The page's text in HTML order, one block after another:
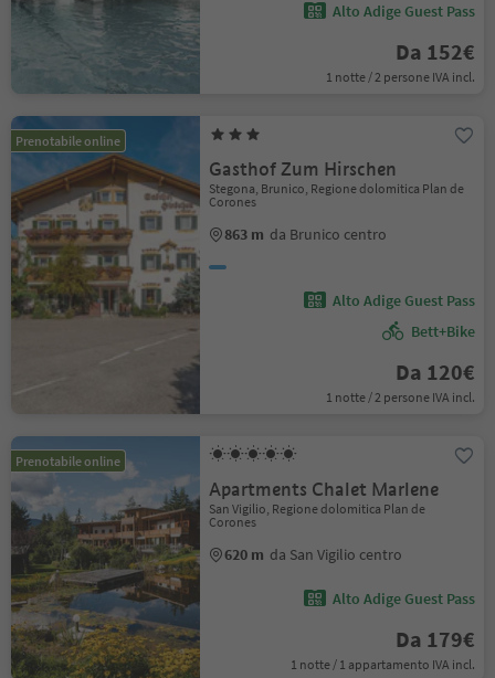
Alto Adige Guest Pass
Da 152€
1 notte / 2 persone IVA incl.
Prenotabile online
Gasthof Zum Hirschen
Stegona, Brunico, Regione dolomitica Plan de
Corones
863 m da Brunico centro
Alto Adige Guest Pass
Bett+Bike
Da 120€
1 notte / 2 persone IVA incl.
Prenotabile online
Apartments Chalet Marlene
San Vigilio, Regione dolomitica Plan de
Corones
620 m da San Vigilio centro
Alto Adige Guest Pass
Da 179€
1 notte / 1 appartamento IVA incl.